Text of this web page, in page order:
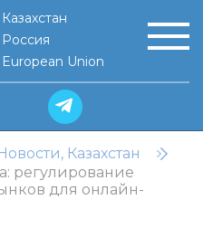
Казахстан
Россия
European Union
Казахстан
регулирование
для онлайн-